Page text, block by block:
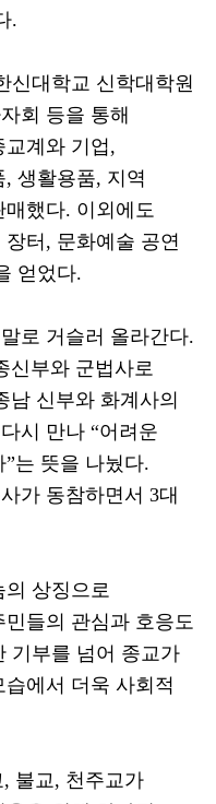
.
신대학교 신학대학원
회 등을 통해
계와 기업 ,
, 생활용품, 지역
매했다. 이외에도
터 , 문화예술 공연
얻었다.
로 거슬러 올라간다.
신부와 군법사로
남 신부와 화계사의
시 만나 “어려운
”는 뜻을 나눴다.
가 동참하면서 3대
의 상징으로
들의 관심과 호응도
기부를 넘어 종교가
에서 더욱 사회적
, 불교, 천주교가